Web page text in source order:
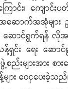
ောင်း၊ ကျောင်း
ဆောက်အအုံများ
ာင်ရွက်ရန် လိုအပ်က
သန့်ရှင်း ရေး ဆ
စည်းများအား စ
ား ဝေငှပေးခဲ့သည်